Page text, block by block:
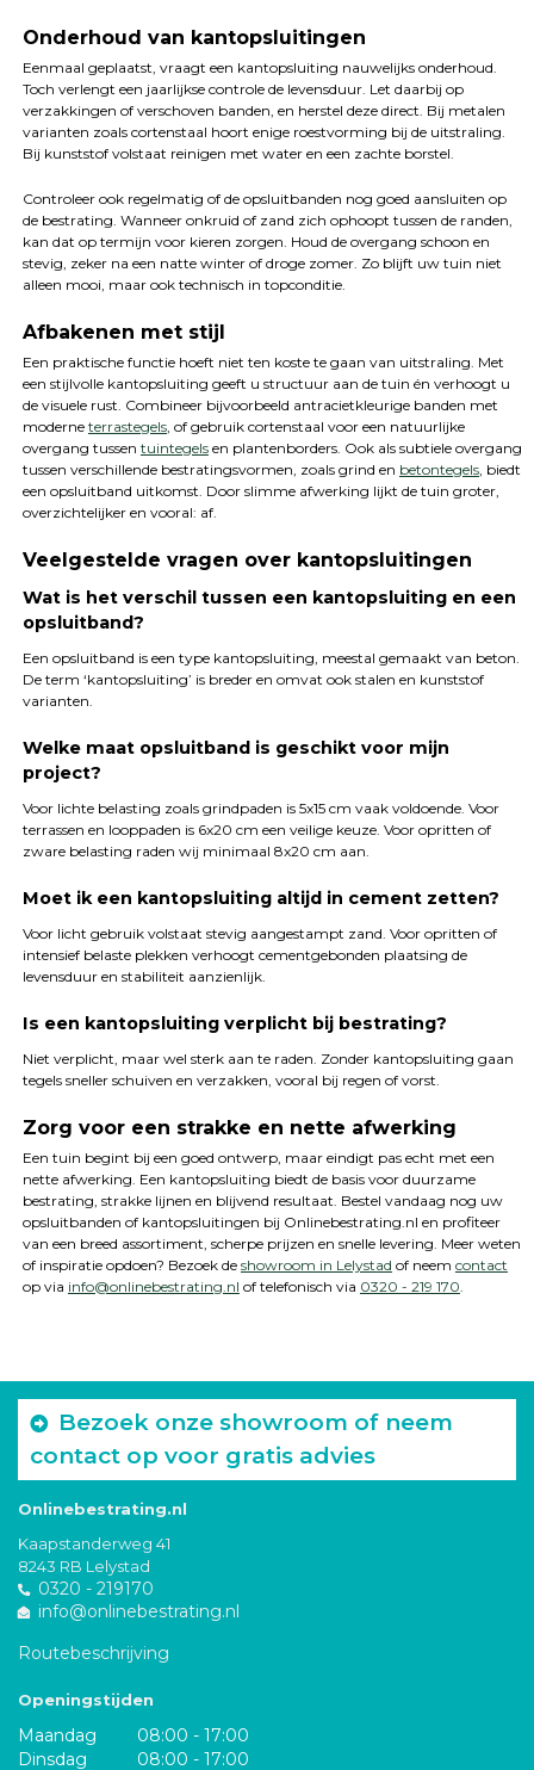
Onderhoud van kantopsluitingen
Eenmaal geplaatst, vraagt een kantopsluiting nauwelijks onderhoud.
Toch verlengt een jaarlijkse controle de levensduur. Let daarbij op
verzakkingen of verschoven banden, en herstel deze direct. Bij metalen
varianten zoals cortenstaal hoort enige roestvorming bij de uitstraling.
Bij kunststof volstaat reinigen met water en een zachte borstel.
Controleer ook regelmatig of de opsluitbanden nog goed aansluiten op
de bestrating. Wanneer onkruid of zand zich ophoopt tussen de randen,
kan dat op termijn voor kieren zorgen. Houd de overgang schoon en
stevig, zeker na een natte winter of droge zomer. Zo blijft uw tuin niet
alleen mooi, maar ook technisch in topconditie.
Afbakenen met stijl
Een praktische functie hoeft niet ten koste te gaan van uitstraling. Met
een stijlvolle kantopsluiting geeft u structuur aan de tuin én verhoogt u
de visuele rust. Combineer bijvoorbeeld antracietkleurige banden met
moderne terrastegels, of gebruik cortenstaal voor een natuurlijke
overgang tussen tuintegelsen plantenborders. Ook als subtiele overgang
tussen verschillende bestratingsvormen, zoals grind en betontegels, biedt
een opsluitband uitkomst. Door slimme afwerking lijkt de tuin groter,
overzichtelijker en vooral: af.
Veelgestelde vragen over kantopsluitingen
Wat is het verschil tussen een kantopsluiting en een
opsluitband?
Een opsluitband is een type kantopsluiting, meestal gemaakt van beton.
De term ‘kantopsluiting’ is breder en omvat ook stalen en kunststof
varianten.
Welke maat opsluitband is geschikt voor mijn
project?
Voor lichte belasting zoals grindpaden is 5x15 cm vaak voldoende. Voor
terrassen en looppaden is 6x20 cm een veilige keuze. Voor opritten of
zware belasting raden wij minimaal 8x20 cm aan.
Moet ik een kantopsluiting altijd in cement zetten?
Voor licht gebruik volstaat stevig aangestampt zand. Voor opritten of
intensief belaste plekken verhoogt cementgebonden plaatsing de
levensduur en stabiliteit aanzienlijk.
Is een kantopsluiting verplicht bij bestrating?
Niet verplicht, maar wel sterk aan te raden. Zonder kantopsluiting gaan
tegels sneller schuiven en verzakken, vooral bij regen of vorst.
Zorg voor een strakke en nette afwerking
Een tuin begint bij een goed ontwerp, maar eindigt pas echt met een
nette afwerking. Een kantopsluiting biedt de basis voor duurzame
bestrating, strakke lijnen en blijvend resultaat. Bestel vandaag nog uw
opsluitbanden of kantopsluitingen bij Onlinebestrating.nl en profiteer
van een breed assortiment, scherpe prijzen en snelle levering. Meer weten
of inspiratie opdoen? Bezoek de showroom in Lelystad of neem contact
op via info@onlinebestrating.nl of telefonisch via 0320 - 219 170.
Bezoek onze showroom of neem
contact op voor gratis advies
Onlinebestrating.nl
Kaapstanderweg 41
8243 RB Lelystad
0320 - 219170
info@onlinebestrating.nl
Routebeschrijving
Openingstijden
Maandag
08:00 - 17:00
Dinsdag
08:00 - 17:00